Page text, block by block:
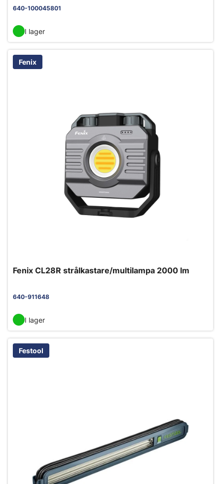
multi
640-100045801
I lager
Fenix
Fenix CL28R strålkastare/multilampa 2000 lm
640-911648
I lager
Festool